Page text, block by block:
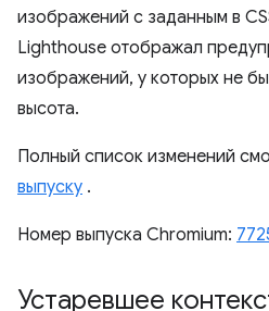
изображений с заданным в
Lighthouse отображал
изображений, у которых не
высота.
Полный список изменений
выпуску .
Номер выпуска Chromium:
Устаревшее